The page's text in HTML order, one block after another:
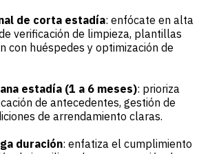
de corta estadía: enfócate en alta
verificación de limpieza, plantillas
con huéspedes y optimización de
estadía (1 a 6 meses): prioriza
de antecedentes, gestión de
de arrendamiento claras.
duración: enfatiza el cumplimiento